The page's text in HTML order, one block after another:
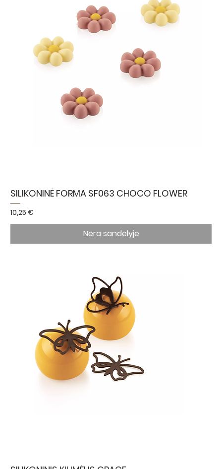
SILIKONINĖ FORMA SF063 CHOCO FLOWER
Kaina
10,25 €
Nėra sandėlyje